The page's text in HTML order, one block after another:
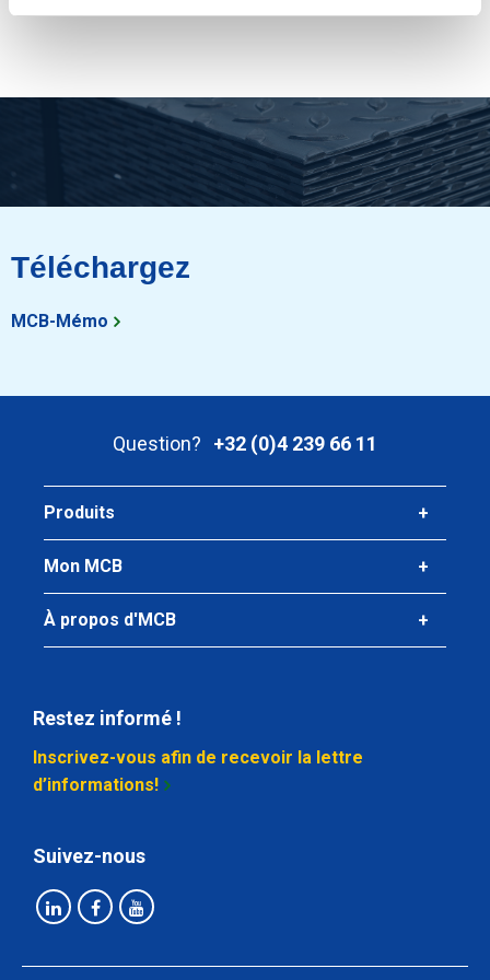
Téléchargez
MCB-Mémo
Question? +32 (0)4 239 66 11
Produits
Mon MCB
À propos d'MCB
Restez informé !
Inscrivez-vous afin de recevoir la lettre
d’informations!
Suivez-nous